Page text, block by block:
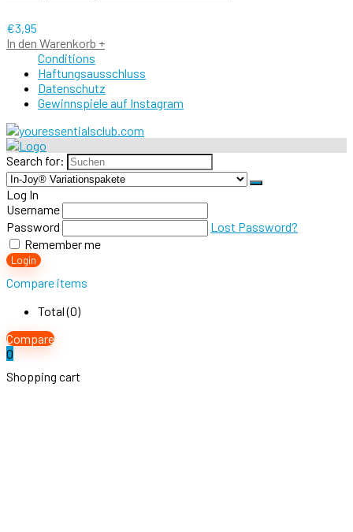
€3,95
In den Warenkorb +
Conditions
Haftungsausschluss
Datenschutz
Gewinnspiele auf Instagram
Search for:
Log In
Username
Password
Lost Password?
Remember me
Login
Compare items
Total (0)
Compare
0
Shopping cart